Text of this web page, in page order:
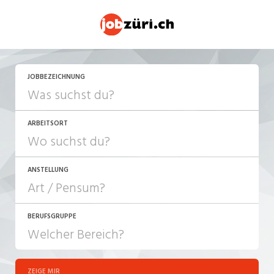
JOBBEZEICHNUNG
ARBEITSORT
ANSTELLUNG
JOB-TYP
Festanstellung
BERUFSGRUPPE
ZEIGE MIR